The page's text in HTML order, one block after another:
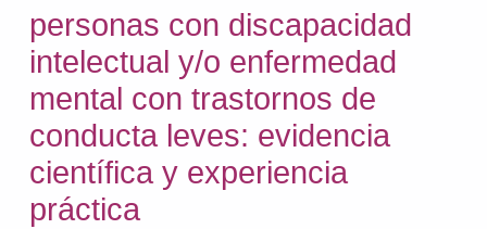
personas con discapacidad
intelectual y/o enfermedad
mental con trastornos de
conducta leves: evidencia
científica y experiencia
práctica